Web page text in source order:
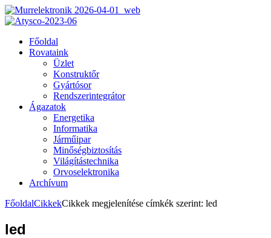
Főoldal
Rovataink
Üzlet
Konstruktőr
Gyártósor
Rendszerintegrátor
Ágazatok
Energetika
Informatika
Járműipar
Minőségbiztosítás
Világítástechnika
Orvoselektronika
Archívum
FőoldalCikkekCikkek megjelenítése címkék szerint: led
led